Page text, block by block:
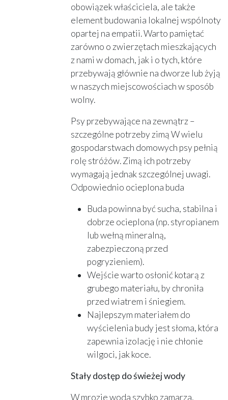
obowiązek właściciela, ale także
element budowania lokalnej wspólnoty
opartej na empatii. Warto pamiętać
zarówno o zwierzętach mieszkających
z nami w domach, jak i o tych, które
przebywają głównie na dworze lub żyją
w naszych miejscowościach w sposób
wolny.
Psy przebywające na zewnątrz –
szczególne potrzeby zimą W wielu
gospodarstwach domowych psy pełnią
rolę stróżów. Zimą ich potrzeby
wymagają jednak szczególnej uwagi.
Odpowiednio ocieplona buda
Buda powinna być sucha, stabilna i
dobrze ocieplona (np. styropianem
lub wełną mineralną,
zabezpieczoną przed
pogryzieniem).
Wejście warto osłonić kotarą z
grubego materiału, by chroniła
przed wiatrem i śniegiem.
Najlepszym materiałem do
wyścielenia budy jest słoma, która
zapewnia izolację i nie chłonie
wilgoci, jak koce.
Stały dostęp do świeżej wody
W mrozie woda szybko zamarza,